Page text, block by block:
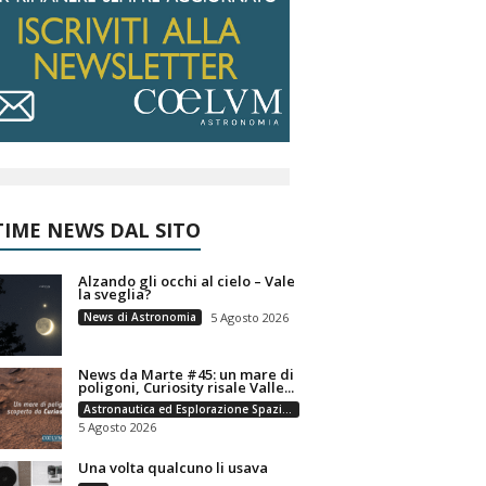
NEWS DAL SITO
Alzando gli occhi al cielo – Vale
la sveglia?
News di Astronomia 5 Agosto 2026
News da Marte #45: un mare di
poligoni, Curiosity risale Valle...
Astronautica ed Esplorazione Spaziale
5 Agosto 2026
Una volta qualcuno li usava